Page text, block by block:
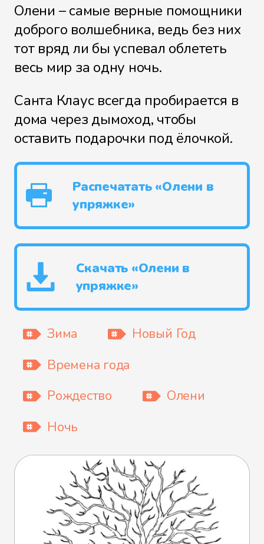
Олени – самые верные помощники
доброго волшебника, ведь без них
тот вряд ли бы успевал облететь
весь мир за одну ночь.
Санта Клаус всегда пробирается в
дома через дымоход, чтобы
оставить подарочки под ёлочкой.
Распечатать «Олени в
упряжке»
Скачать «Олени в
упряжке»
Зима
Новый Год
Времена года
Рождество
Олени
Ночь